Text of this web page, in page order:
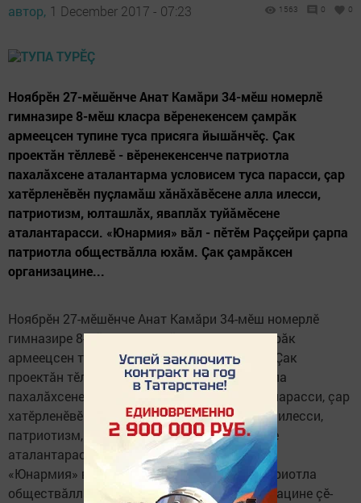
автор, 1 December 2017 - 07:23 1563 0 0
Ноябрӗн 27-мӗшӗнче Анат Камăри 34-мӗш номерлӗ
гимназире 8-мӗш класра вӗренекенсем çамрăк
армеецсен тупине туса присяга йы­шăнчӗç. Çак
проектăн тӗллевӗ - вӗренекенсенче патриотла
пахалăхсене аталантарма условисем туса парасси, çар
хатӗрленӗвӗн пуçламăш хă­нăхăвӗсене алла илесси,
патриотизм, юлташлăх, яваплăх туйăмӗсене
аталантарасси. «Юнармия» вăл - пӗтӗм Раç­çей­ри çарпа
патриотла обществăлла юхăм. Çак çам­рăксен
организацине...
Ноябрӗн 27-мӗшӗнче Анат Камăри 34-мӗш номерлӗ
гимназире 8-мӗш класра вӗренекенсем çамрăк
армеецсен тупине туса присяга йы­шăнчӗç. Çак
проектăн тӗллевӗ - вӗренекенсенче патриотла
пахалăхсене аталантарма условисем туса парасси, çар
хатӗрленӗвӗн пуçламăш хă­нăхăвӗсене алла илесси,
патриотизм, юлташлăх, яваплăх туйăмӗсене
аталантарасси.
«Юнармия» вăл - пӗтӗм Раç­çей­ри çарпа патриотла
обществăлла юхăм. Çак çам­рăксен организацине çӗ­